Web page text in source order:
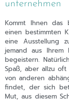
unternehmen
Kommt Ihnen das
einen bestimmten
eine Ausstellung
jemand aus Ihrem
begeistern.
Spaß, aber allzu oft
von anderen
findet, der sich
Mut, aus diesem